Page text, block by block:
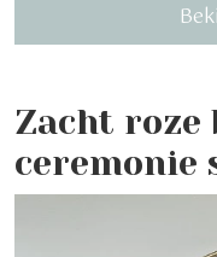
Zacht roze
ceremonie